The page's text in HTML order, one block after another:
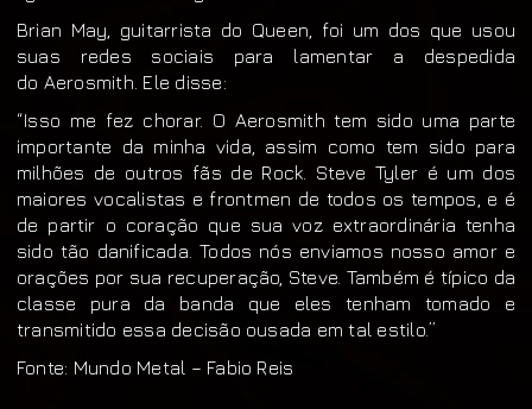
Brian May, guitarrista do Queen, foi um dos que usou
suas redes sociais para lamentar a despedida
do Aerosmith. Ele disse:
“Isso me fez chorar. O Aerosmith tem sido uma parte
importante da minha vida, assim como tem sido para
milhões de outros fãs de Rock. Steve Tyler é um dos
maiores vocalistas e frontmen de todos os tempos, e é
de partir o coração que sua voz extraordinária tenha
sido tão danificada. Todos nós enviamos nosso amor e
orações por sua recuperação, Steve. Também é típico da
classe pura da banda que eles tenham tomado e
transmitido essa decisão ousada em tal estilo.”
Fonte: Mundo Metal – Fabio Reis